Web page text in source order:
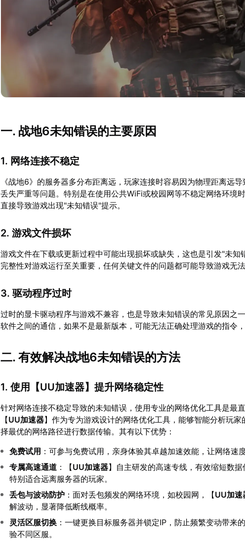
一. 战地6未知错误的主要原因
1. 网络连接不稳定
《战地6》的服务器多分布距离远，玩家连接时容易因为物理距离远
丢失严重等问题。特别是在使用公共WiFi或校园网等不稳定网络环境
直接导致游戏出现"未知错误"提示。
2. 游戏文件损坏
游戏文件在下载或更新过程中可能出现损坏或缺失，这也是引发"未知
完整性对游戏运行至关重要，任何关键文件的问题都可能导致游戏无
3. 驱动程序过时
过时的显卡驱动程序与游戏不兼容，也是导致未知错误的常见原因之
软件之间的通信，如果不是最新版本，可能无法正确处理游戏的指令
二. 有效解决战地6未知错误的方法
1. 使用【UU加速器】提升网络稳定性
针对网络连接不稳定导致的未知错误，使用专业的网络优化工具是最
【UU加速器】作为专为游戏设计的网络优化工具，能够智能分析玩
择最优的网络路径进行数据传输。其有以下优势：
免费试用 ：可参与免费试用，亲身体验其卓越加速效能，让网络速
专属高速通道 ：【UU加速器】自主研发的高速专线，有效缩短数据
特别适合远离服务器的玩家。
丢包与波动防护 ：面对丢包频发的网络环境，如校园网，【UU加速
解波动，显著降低断线概率。
灵活区服切换 ：一键更换目标服务器并锁定IP，防止频繁变动带来
验不同区服。